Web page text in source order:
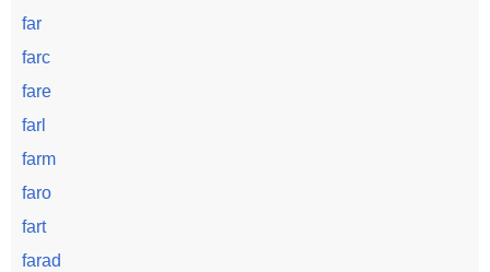
far
farc
fare
farl
farm
faro
fart
farad